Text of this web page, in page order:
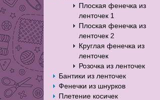
Плоская фенечка из
ленточек 1
Плоская фенечка из
ленточек 2
Круглая фенечка из
ленточек
Розочка из ленточек
Бантики из ленточек
Фенечки из шнурков
Плетение косичек